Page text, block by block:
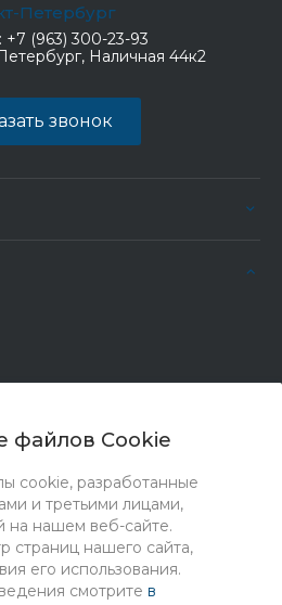
файлов Cookie
cookie, разработанные
и третьими лицами,
на нашем веб-сайте.
страниц нашего сайта,
его использования.
смотрите в
Петербург
+7 (963) 300-23-93
Наличная 44к2
звонок